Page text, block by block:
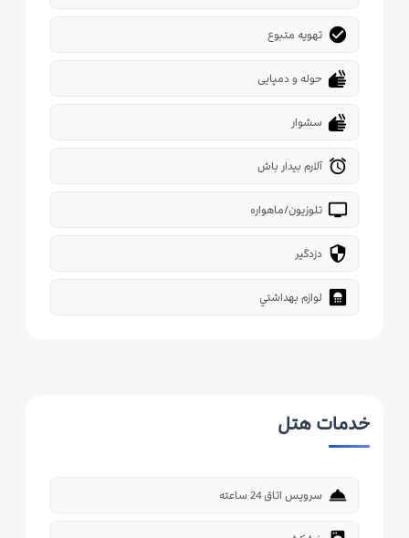
check_circle تهویه متبوع
dry حوله و دمپایی
dry سشوار
alarm آلارم بیدار باش
tv تلوزیون/ماهواره
security دزدگیر
bathroom لوازم بهداشتي
خدمات هتل
room_service سرویس اتاق 24 ساعته